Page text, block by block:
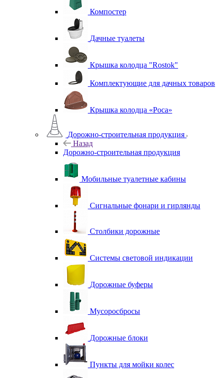
Компостер
Дачные туалеты
Крышка колодца "Rostok"
Комплектующие для дачных товаров
Крышка колодца «Роса»
Дорожно-строительная продукция
Назад
Дорожно-строительная продукция
Мобильные туалетные кабины
Сигнальные фонари и гирлянды
Столбики дорожные
Системы световой индикации
Дорожные буферы
Мусоросбросы
Дорожные блоки
Пункты для мойки колес